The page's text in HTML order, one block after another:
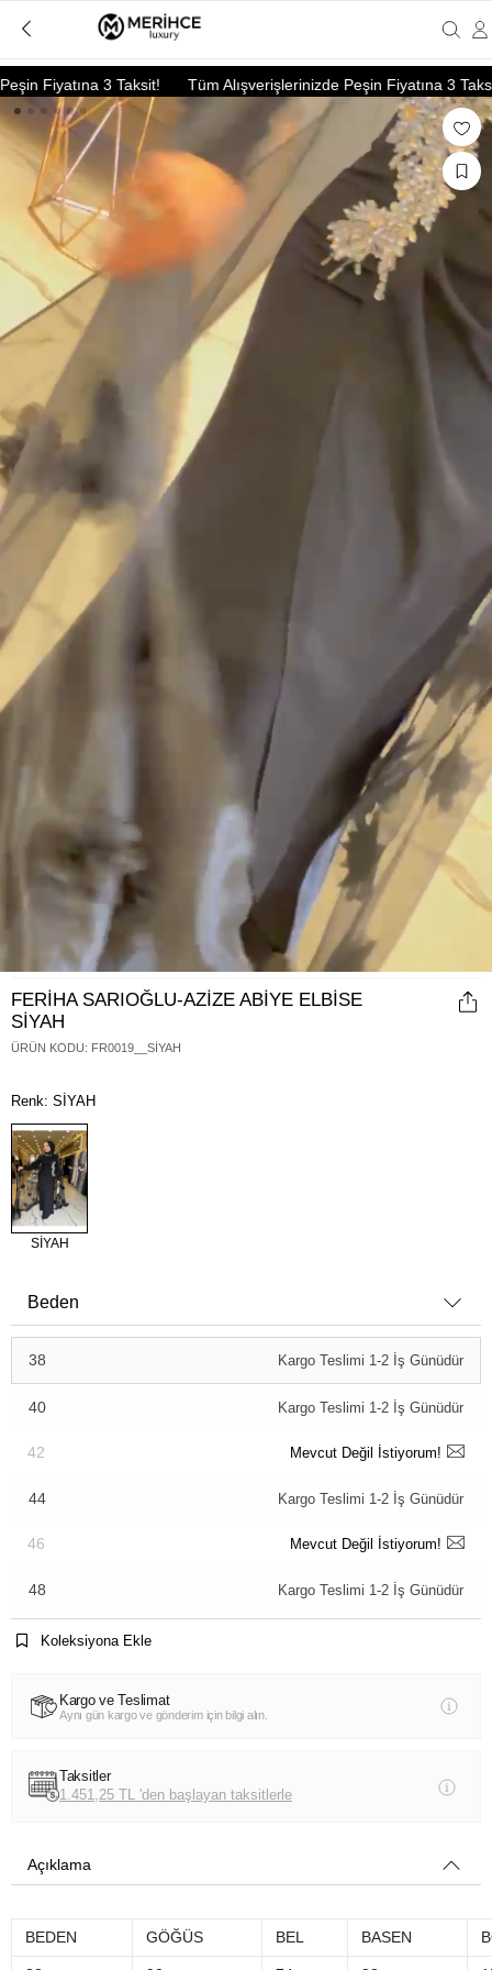
Fiyatına 3 Taksit! Tüm Alışverişlerinizde Peşin Fiyatına 3 Taksit!
FERİHA SARIOĞLU-AZİZE ABİYE ELBİSE
SİYAH
ÜRÜN KODU: FR0019__SİYAH
Renk: SİYAH
SİYAH
Beden
38 Kargo Teslimi 1-2 İş Günüdür
40 Kargo Teslimi 1-2 İş Günüdür
42 Mevcut Değil İstiyorum!
44 Kargo Teslimi 1-2 İş Günüdür
46 Mevcut Değil İstiyorum!
48 Kargo Teslimi 1-2 İş Günüdür
Koleksiyona Ekle
Kargo ve Teslimat
Aynı gün kargo ve gönderim için bilgi alın.
Taksitler
1.451,25 TL 'den başlayan taksitlerle
Açıklama
BEDEN GÖĞÜS BEL BASEN